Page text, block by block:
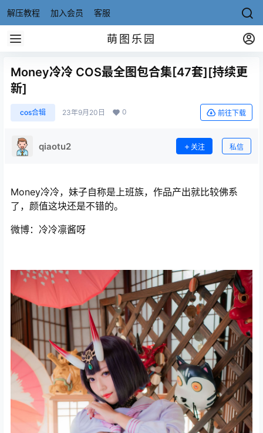
解压教程 加入会员 客服
萌图乐园
Money冷冷 COS最全图包合集[47套][持续更
新]
cos合辑 23年9月20日 0 前往下载
qiaotu2 关注 私信
Money冷冷，妹子自称是上班族，作品产出就比较佛系
了，颜值这块还是不错的。
微博：冷冷凛酱呀